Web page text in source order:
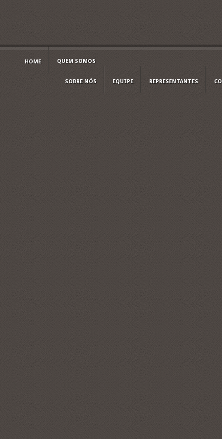
HOME QUEM SOMOS
SOBRE NÓS EQUIPE REPRESENTANTES